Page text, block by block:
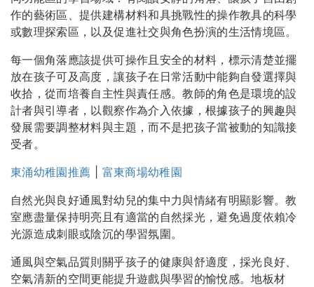
作的藝術區、提供建構材料和具挑戰性的操作教具的科學
或數理探索區，以及促進社交與角色扮演的生活情境區。
每一個角落應該提供可操作且安全的材料，標示清楚並擺
放在孩子可及高度，讓孩子在日常活動中能夠自發選擇與
收拾，從而培養自主性與責任感。教師的角色是環境的設
計者與引導者，以觀察作為介入依據，根據孩子的興趣與
發展需要調整材料與主題，而不是把孩子當被動的知識接
受者。
東涌幼稚園推薦
富東商場幼稚園
自然光與良好通風對幼兒的集中力與情緒有明顯影響。教
室應盡量保持明亮且有適當的自然採光，避免過度依賴冷
光源造成刺眼或陰沉的學習氛圍。
通風與空氣品質則關乎孩子的健康與舒適度，採光良好、
空氣清新的空間更能提升遊戲與學習的愉悅感。地板材